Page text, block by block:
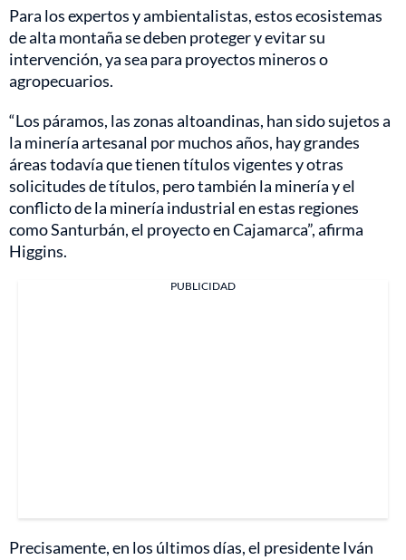
Para los expertos y ambientalistas, estos ecosistemas
de alta montaña se deben proteger y evitar su
intervención, ya sea para proyectos mineros o
agropecuarios.
“Los páramos, las zonas altoandinas, han sido sujetos a
la minería artesanal por muchos años, hay grandes
áreas todavía que tienen títulos vigentes y otras
solicitudes de títulos, pero también la minería y el
conflicto de la minería industrial en estas regiones
como Santurbán, el proyecto en Cajamarca”, afirma
Higgins.
PUBLICIDAD
Precisamente, en los últimos días, el presidente Iván